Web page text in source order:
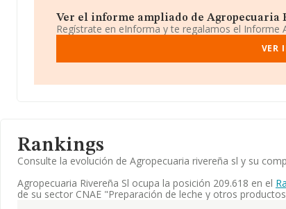
Ver el informe ampliado de Agropecuaria
Regístrate en eInforma y te regalamos el Informe
VER
Rankings
Consulte la evolución de Agropecuaria rivereña sl y su
Agropecuaria Rivereña Sl ocupa la posición 209.618 en el
de su sector CNAE "Preparación de leche y otros